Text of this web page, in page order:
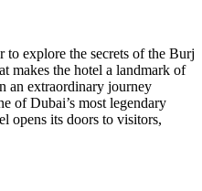
explore the secrets of the Burj
makes the hotel a landmark of
an extraordinary journey
of Dubai’s most legendary
opens its doors to visitors,